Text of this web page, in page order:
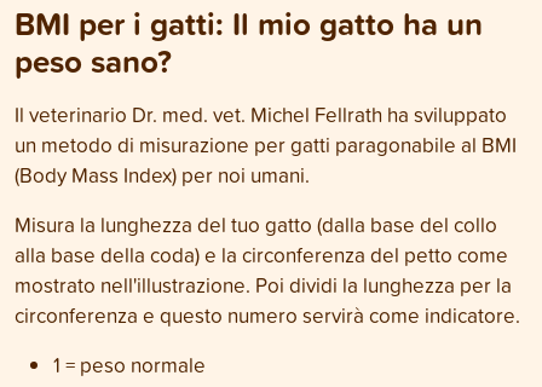
BMI per i gatti: Il mio gatto ha un
peso sano?
Il veterinario Dr. med. vet. Michel Fellrath ha sviluppato
un metodo di misurazione per gatti paragonabile al BMI
(Body Mass Index) per noi umani.
Misura la lunghezza del tuo gatto (dalla base del collo
alla base della coda) e la circonferenza del petto come
mostrato nell'illustrazione. Poi dividi la lunghezza per la
circonferenza e questo numero servirà come indicatore.
1 = peso normale